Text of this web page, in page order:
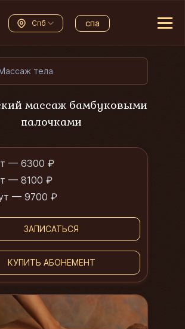
Спб спа
тела
массаж бамбуковыми
палочками
— 6300 ₽
— 8100 ₽
— 9700 ₽
ЗАПИСАТЬСЯ
КУПИТЬ АБОНЕМЕНТ